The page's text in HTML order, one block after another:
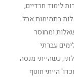
לימוד חרדיים,
בתמימות אבל
ומחוסר
עברתי
כשהייתי מנסה
הייתי חוטף